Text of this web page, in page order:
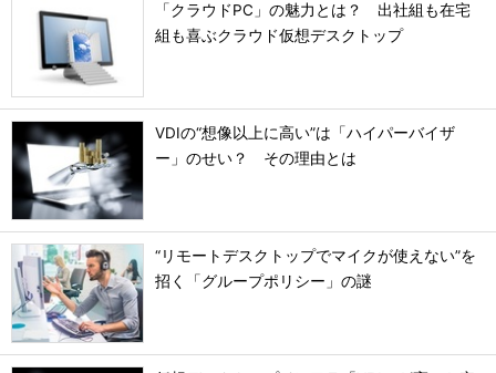
「クラウドPC」の魅力とは？ 出社組も在宅
組も喜ぶクラウド仮想デスクトップ
VDIの“想像以上に高い”は「ハイパーバイザ
ー」のせい？ その理由とは
“リモートデスクトップでマイクが使えない”を
招く「グループポリシー」の謎